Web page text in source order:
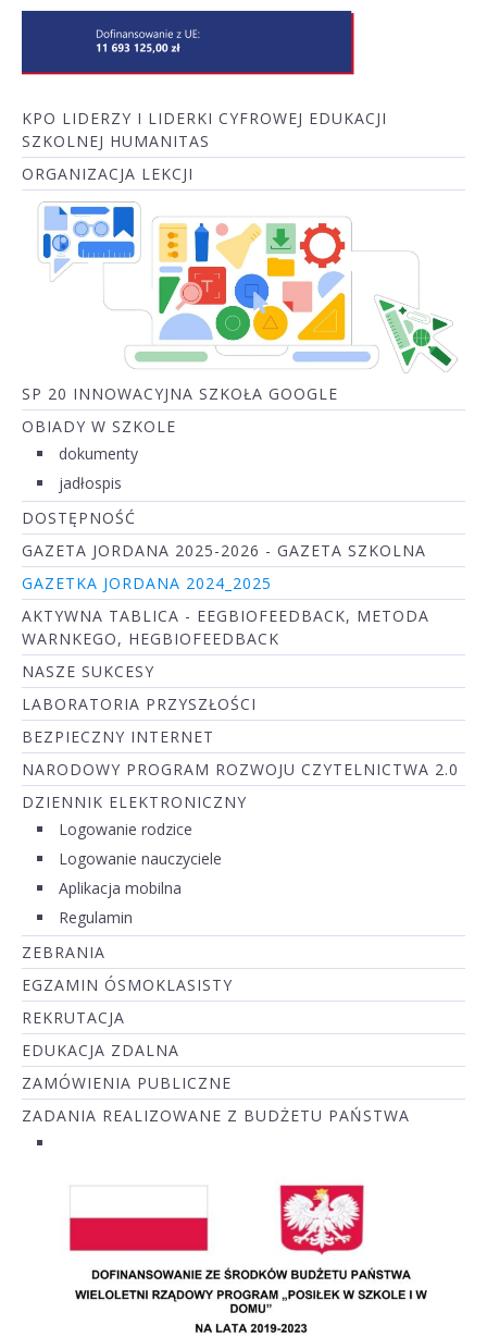
KPO LIDERZY I LIDERKI CYFROWEJ EDUKACJI
SZKOLNEJ HUMANITAS
ORGANIZACJA LEKCJI
SP 20 INNOWACYJNA SZKOŁA GOOGLE
OBIADY W SZKOLE
dokumenty
jadłospis
DOSTĘPNOŚĆ
GAZETA JORDANA 2025-2026 - GAZETA SZKOLNA
GAZETKA JORDANA 2024_2025
AKTYWNA TABLICA - EEGBIOFEEDBACK, METODA
WARNKEGO, HEGBIOFEEDBACK
NASZE SUKCESY
LABORATORIA PRZYSZŁOŚCI
BEZPIECZNY INTERNET
NARODOWY PROGRAM ROZWOJU CZYTELNICTWA 2.0
DZIENNIK ELEKTRONICZNY
Logowanie rodzice
Logowanie nauczyciele
Aplikacja mobilna
Regulamin
ZEBRANIA
EGZAMIN ÓSMOKLASISTY
REKRUTACJA
EDUKACJA ZDALNA
ZAMÓWIENIA PUBLICZNE
ZADANIA REALIZOWANE Z BUDŻETU PAŃSTWA